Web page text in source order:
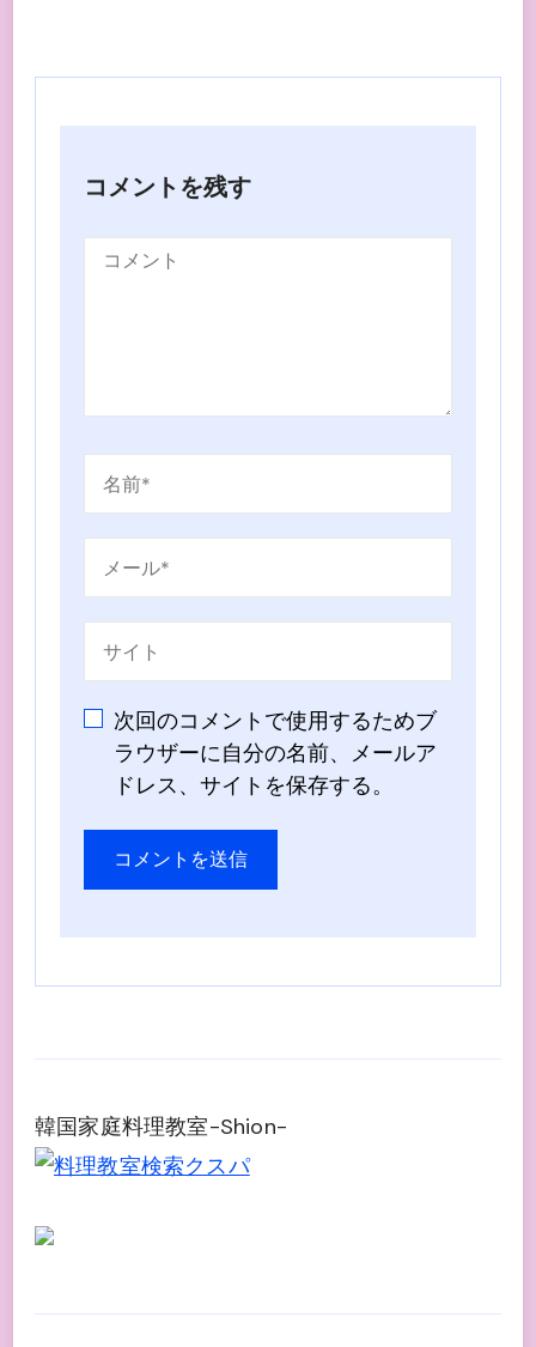
コメントを残す
次回のコメントで使用するためブ
ラウザーに自分の名前、メールア
ドレス、サイトを保存する。
韓国家庭料理教室-Shion-